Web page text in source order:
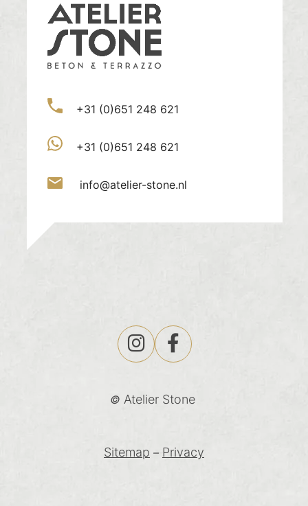
+31 (0)651 248 621
+31 (0)651 248 621
info@atelier-stone.nl
© Atelier Stone
Sitemap – Privacy